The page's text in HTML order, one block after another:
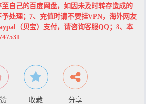
自己的百度网盘，如因未及时转存造成的
处理；7、充值时请不要挂VPN，海外网友
（贝宝）支付，请咨询客服QQ；8、本
收藏 分享